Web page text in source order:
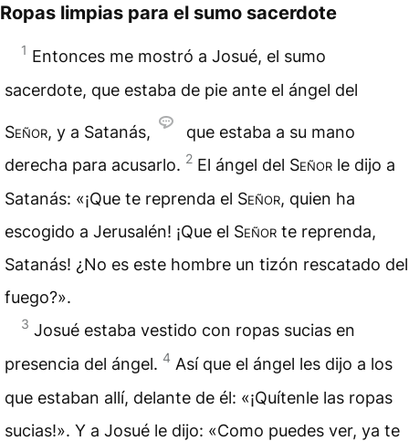
Ropas limpias para el sumo sacerdote
1 Entonces me mostró a Josué, el sumo
sacerdote, que estaba de pie ante el ángel del
Señor, y a Satanás,
que estaba a su mano
derecha para acusarlo. 2 El ángel del Señor le dijo a
Satanás: «¡Que te reprenda el Señor, quien ha
escogido a Jerusalén! ¡Que el Señor te reprenda,
Satanás! ¿No es este hombre un tizón rescatado del
fuego?».
3 Josué estaba vestido con ropas sucias en
presencia del ángel. 4 Así que el ángel les dijo a los
que estaban allí, delante de él: «¡Quítenle las ropas
sucias!». Y a Josué le dijo: «Como puedes ver, ya te